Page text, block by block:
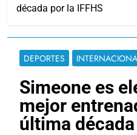
década por la IFFHS
DEPORTES
Simeone es
mejor
última